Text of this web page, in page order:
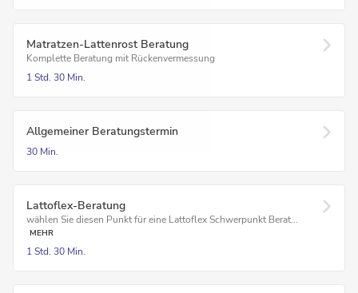
Matratzen-Lattenrost Beratung
Komplette Beratung mit Rückenvermessung
1 Std. 30 Min.
Allgemeiner Beratungstermin
30 Min.
Lattoflex-Beratung
wählen Sie diesen Punkt für eine Lattoflex Schwerpunkt Berat...
MEHR
1 Std. 30 Min.